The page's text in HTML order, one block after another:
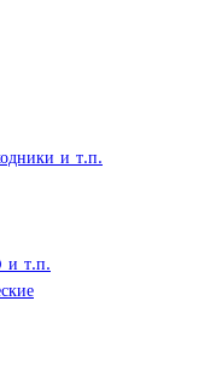
и т.п.
и т.п.